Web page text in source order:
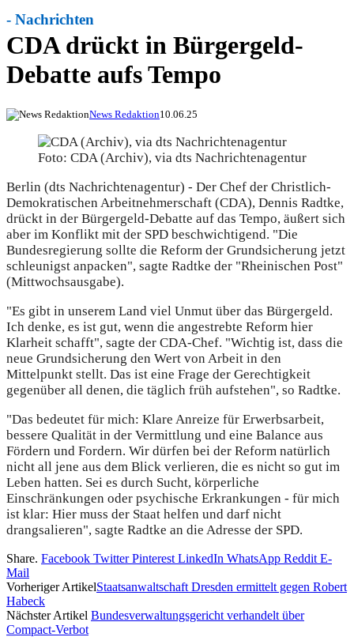
CDA drückt in Bürgergeld-
Debatte aufs Tempo
- Nachrichten
News Redaktion10.06.25
Foto: CDA (Archiv), via dts Nachrichtenagentur
Berlin (dts Nachrichtenagentur) - Der Chef der Christlich-
Demokratischen Arbeitnehmerschaft (CDA), Dennis Radtke,
drückt in der Bürgergeld-Debatte auf das Tempo, äußert sich
aber im Konflikt mit der SPD beschwichtigend. "Die
Bundesregierung sollte die Reform der Grundsicherung jetzt
schleunigst anpacken", sagte Radtke der "Rheinischen Post"
(Mittwochsausgabe).
"Es gibt in unserem Land viel Unmut über das Bürgergeld.
Ich denke, es ist gut, wenn die angestrebte Reform hier
Klarheit schafft", sagte der CDA-Chef. "Wichtig ist, dass die
neue Grundsicherung den Wert von Arbeit in den
Mittelpunkt stellt. Das ist eine Frage der Gerechtigkeit
gegenüber all denen, die täglich früh aufstehen", so Radtke.
"Das bedeutet für mich: Klare Anreize für Erwerbsarbeit,
bessere Qualität in der Vermittlung und eine Balance aus
Fördern und Fordern. Wir dürfen bei der Reform natürlich
nicht all jene aus dem Blick verlieren, die es nicht so gut im
Leben hatten. Sei es durch Sucht, körperliche
Einschränkungen oder psychische Erkrankungen - für mich
ist klar: Hier muss der Staat helfen und darf nicht
drangsalieren", sagte Radtke an die Adresse der SPD.
Share. Facebook Twitter Pinterest LinkedIn WhatsApp Reddit E-
Mail
Vorheriger ArtikelStaatsanwaltschaft Dresden ermittelt gegen Robert
Habeck
Nächster Artikel Bundesverwaltungsgericht verhandelt über
Compact-Verbot